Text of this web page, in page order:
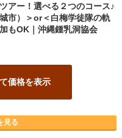
アー！選べる２つのコース♪
市）＞or＜白梅学徒隊の軌
もOK｜沖縄鍾乳洞協会
価格を表示
見る